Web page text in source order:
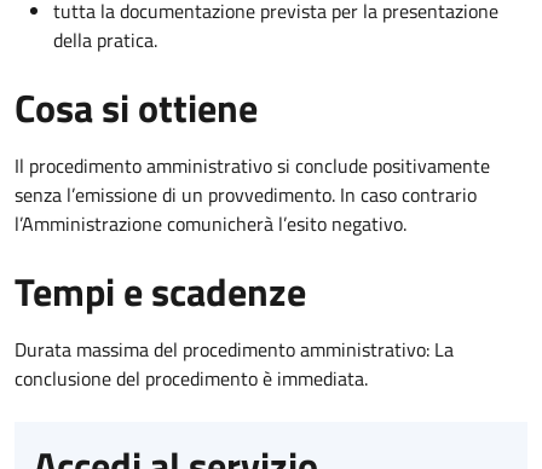
tutta la documentazione prevista per la presentazione
della pratica.
Cosa si ottiene
Il procedimento amministrativo si conclude positivamente
senza l’emissione di un provvedimento. In caso contrario
l’Amministrazione comunicherà l’esito negativo.
Tempi e scadenze
Durata massima del procedimento amministrativo: La
conclusione del procedimento è immediata.